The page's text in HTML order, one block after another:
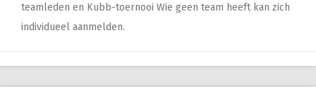
teamleden en Kubb-toernooi Wie geen team heeft kan zich
individueel aanmelden.